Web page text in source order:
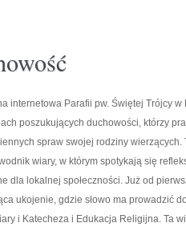
internetowa Parafii pw. Świętej Trójcy
poszukujących duchowości, którzy
spraw swojej rodziny wierzących.
wiary, w którym spotykają się
dla lokalnej społeczności. Już od
ukojenie, gdzie słowo ma prowadzić
i Katecheza i Edukacja Religijna. Ta